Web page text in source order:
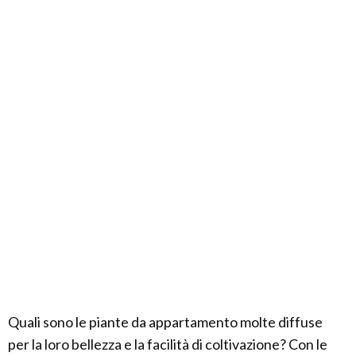
Quali sono le piante da appartamento molte diffuse
per la loro bellezza e la facilità di coltivazione? Con le